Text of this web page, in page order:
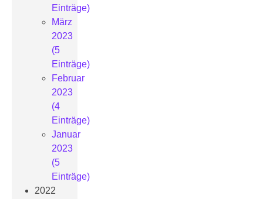
Einträge)
März
2023
(5
Einträge)
Februar
2023
(4
Einträge)
Januar
2023
(5
Einträge)
2022